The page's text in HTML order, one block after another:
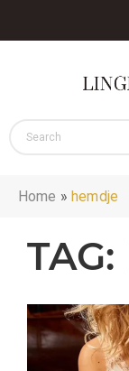
Home »hemdje
TAG: